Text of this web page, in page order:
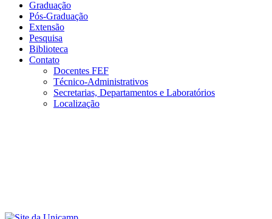
Graduação
Pós-Graduação
Extensão
Pesquisa
Biblioteca
Contato
Docentes FEF
Técnico-Administrativos
Secretarias, Departamentos e Laboratórios
Localização